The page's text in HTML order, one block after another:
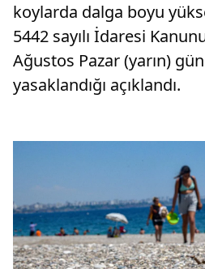
koylarda dalga boyu
5442 sayılı İdaresi
Ağustos Pazar (yarın)
yasaklandığı açıklandı.